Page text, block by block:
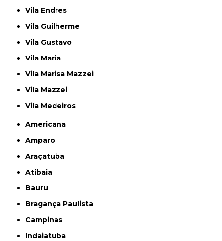
Vila Endres
Vila Guilherme
Vila Gustavo
Vila Maria
Vila Marisa Mazzei
Vila Mazzei
Vila Medeiros
Americana
Amparo
Araçatuba
Atibaia
Bauru
Bragança Paulista
Campinas
Indaiatuba